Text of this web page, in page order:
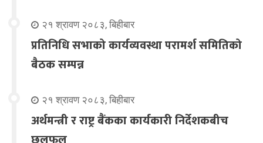
२१ श्रावण २०८३, बिहीबार
प्रतिनिधि सभाको कार्यव्यवस्था परामर्श समितिको
बैठक सम्पन्न
२१ श्रावण २०८३, बिहीबार
अर्थमन्त्री र राष्ट्र बैंकका कार्यकारी निर्देशकबीच